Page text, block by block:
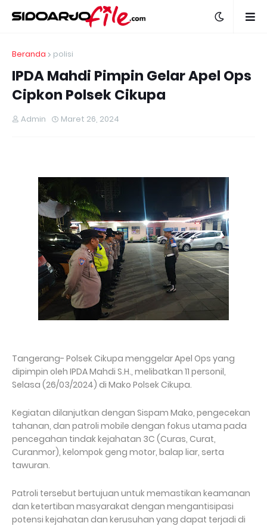
Beranda polisi
IPDA Mahdi Pimpin Gelar Apel Ops
Cipkon Polsek Cikupa
Admin Maret 26, 2024
Tangerang- Polsek Cikupa menggelar Apel Ops yang
dipimpin oleh IPDA Mahdi S.H., melibatkan 11 personil,
Selasa (26/03/2024) di Mako Polsek Cikupa.
Kegiatan dilanjutkan dengan Sispam Mako, pengecekan
tahanan, dan patroli mobile dengan fokus utama pada
pencegahan tindak kejahatan 3C (Curas, Curat,
Curanmor), kelompok geng motor, balap liar, serta
tawuran.
Patroli tersebut bertujuan untuk memastikan keamanan
dan ketertiban masyarakat dengan mengantisipasi
potensi kejahatan dan kerusuhan yang dapat terjadi di